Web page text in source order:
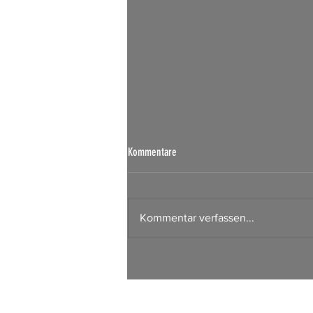
Börsen Radar 07.08.2026
Kommentare
Kommentar verfassen...